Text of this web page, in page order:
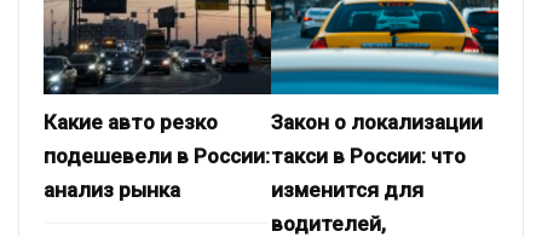
Какие авто резко
подешевели в России:
анализ рынка
Закон о локализации
такси в России: что
изменится для
водителей,